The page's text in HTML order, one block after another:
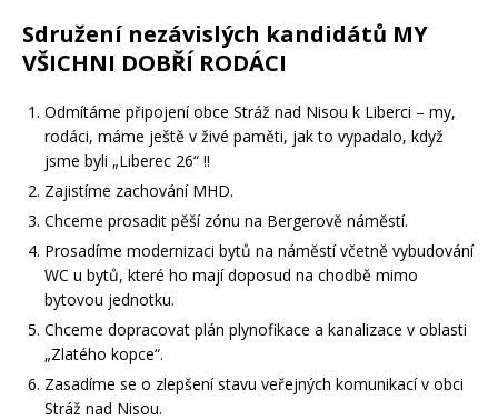
Sdružení nezávislých kandidátů MY
VŠICHNI DOBŘÍ RODÁCI
Odmítáme připojení obce Stráž nad Nisou k Liberci – my,
rodáci, máme ještě v živé paměti, jak to vypadalo, když
jsme byli „Liberec 26“ !!
Zajistíme zachování MHD.
Chceme prosadit pěší zónu na Bergerově náměstí.
Prosadíme modernizaci bytů na náměstí včetně vybudování
WC u bytů, které ho mají doposud na chodbě mimo
bytovou jednotku.
Chceme dopracovat plán plynofikace a kanalizace v oblasti
„Zlatého kopce“.
Zasadíme se o zlepšení stavu veřejných komunikací v obci
Stráž nad Nisou.